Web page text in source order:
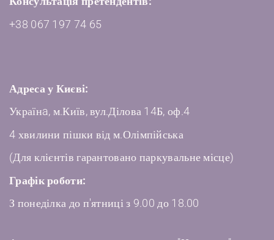
+38 067 197 74 65
Адреса у Києві:
Українa, м.Київ, вул.Ділова 14Б, оф.4
4 хвилини пішки від м.Олімпійська
(Для клієнтів гарантовано паркувальне місце)
Графік роботи:
З понеділка до п'ятниці з 9.00 до 18.00